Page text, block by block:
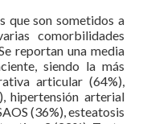
que son sometidos a
comorbilidades
reportan una media
siendo la más
articular (64%),
hipertensión arterial
(36%), esteatosis